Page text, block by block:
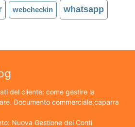
webcheckin whatsapp
del cliente: come gestire la
Documento commerciale,caparra
Nuova Gestione dei Conti